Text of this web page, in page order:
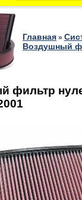
Главная »
Воздушный
фильтр